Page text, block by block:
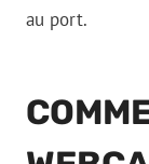
au port.